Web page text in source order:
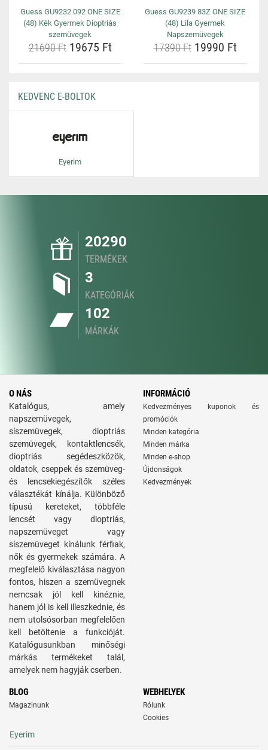
Guess GU9232 092 ONE SIZE
(48) Kék Gyermek Dioptriás
szemüvegek
21690 Ft19675 Ft
Guess GU9239 83Z ONE SIZE
(48) Lila Gyermek
Napszemüvegek
17390 Ft19990 Ft
KEDVENC E-BOLTOK
Eyerim
20290
TERMÉKEK
3
KATEGÓRIÁK
102
MÁRKÁK
O NÁS
Katalógus, amely
napszemüvegek,
síszemüvegek, dioptriás
szemüvegek, kontaktlencsék,
dioptriás segédeszközök,
oldatok, cseppek és szemüveg-
és lencsekiegészítők széles
választékát kínálja. Különböző
típusú kereteket, többféle
lencsét vagy dioptriás,
napszemüveget vagy
síszemüveget kínálunk férfiak,
nők és gyermekek számára. A
megfelelő kiválasztása nagyon
fontos, hiszen a szemüvegnek
nemcsak jól kell kinéznie,
hanem jól is kell illeszkednie, és
nem utolsósorban megfelelően
kell betöltenie a funkcióját.
Katalógusunkban minőségi
márkás termékeket talál,
amelyek nem hagyják cserben.
INFORMÁCIÓ
Kedvezményes kuponok és
promóciók
Minden kategória
Minden márka
Minden e-shop
Újdonságok
Kedvezmények
BLOG
Magazinunk
WEBHELYEK
Rólunk
Cookies
Eyerim